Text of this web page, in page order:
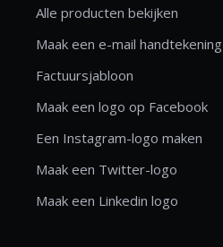
Alle producten bekijken
Maak een e-mail handtekening
Factuursjabloon
Maak een logo op Facebook
Een Instagram-logo maken
Maak een Twitter-logo
Maak een Linkedin logo